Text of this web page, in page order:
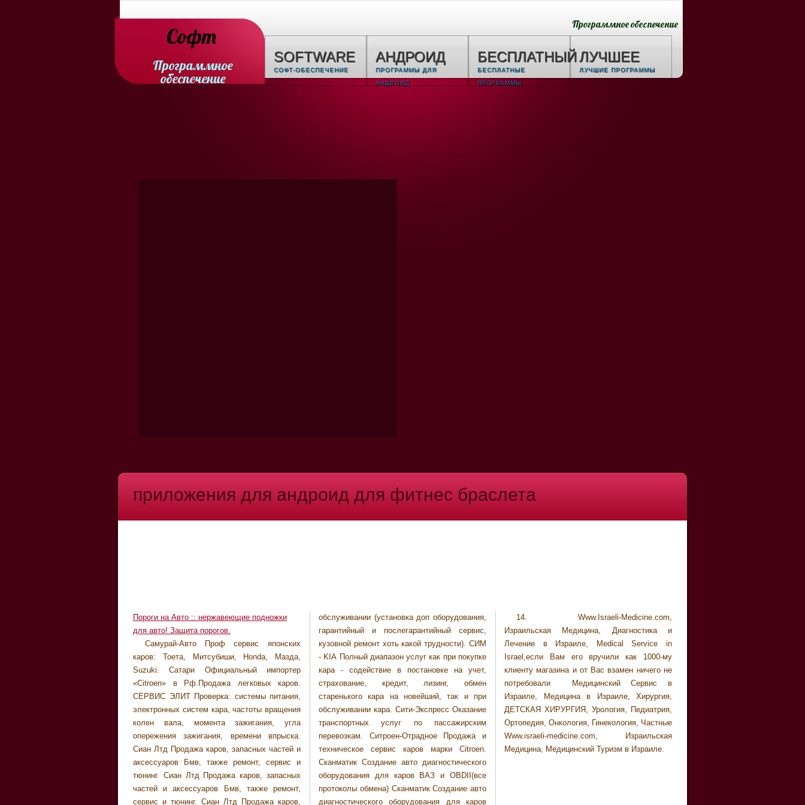
Софт
Программное
обеспечение
Программное обеспечение
SOFTWARE
СОФТ-ОБЕСПЕЧЕНИЕ
АНДРОИД
ПРОГРАММЫ ДЛЯ
АНДРОИД
БЕСПЛАТНЫЙ
БЕСПЛАТНЫЕ
ПРОГРАММЫ
ЛУЧШЕЕ
ЛУЧШИЕ ПРОГРАММЫ
приложения для андроид для фитнес браслета
Пороги на Авто :: нержавеющие подножки
для авто! Защита порогов.
Самурай-Авто Проф сервис японских
каров: Тоета, Митсубиши, Honda, Мазда,
Suzuki. Сатари Официальный импортер
«Citroen» в Рф.Продажа легковых каров.
СЕРВИС ЭЛИТ Проверка: системы питания,
электронных систем кара, частоты вращения
колен вала, момента зажигания, угла
опережения зажигания, времени впрыска.
Сиан Лтд Продажа каров, запасных частей и
аксессуаров Бмв, также ремонт, сервис и
тюнинг. Сиан Лтд Продажа каров, запасных
частей и аксессуаров Бмв, также ремонт,
сервис и тюнинг. Сиан Лтд Продажа каров,
обслуживании (установка доп оборудования,
гарантийный и послегарантийный сервис,
кузовной ремонт хоть какой трудности). СИМ
- KIA Полный диапазон услуг как при покупке
кара - содействие в постановке на учет,
страхование, кредит, лизинг, обмен
старенького кара на новейший, так и при
обслуживании кара. Сити-Экспресс Оказание
транспортных услуг по пассажирским
перевозкам. Ситроен-Отрадное Продажа и
техническое сервис каров марки Citroen.
Сканматик Создание авто диагностического
оборудования для каров ВАЗ и OBDII(все
протоколы обмена) Сканматик Создание авто
диагностического оборудования для каров
14. Www.Israeli-Medicine.com,
Израильская Медицина, Диагностика и
Лечение в Израиле, Medical Service in
Israel,если Вам его вручили как 1000-му
клиенту магазина и от Вас взамен ничего не
потребовали Медицинский Сервис в
Израиле, Медицина в Израиле, Хирургия,
ДЕТСКАЯ ХИРУРГИЯ, Урология, Педиатрия,
Ортопедия, Онкология, Гинекология, Частные
Www.israeli-medicine.com, Израильская
Медицина, Медицинский Туризм в Израиле.